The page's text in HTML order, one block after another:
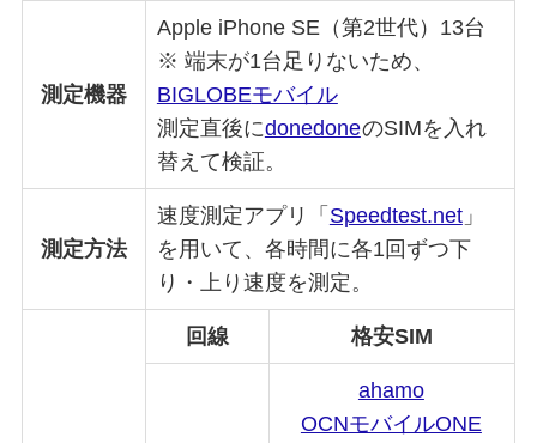
測定機器
Apple iPhone SE（第2世代）13台
※ 端末が1台足りないため、
BIGLOBEモバイル
測定直後にdonedoneのSIMを入れ
替えて検証。
測定方法
速度測定アプリ「 Speedtest.net」
を用いて、各時間に各1回ずつ下
り・上り速度を測定。
回線 格安SIM
ahamo
OCNモバイルONE